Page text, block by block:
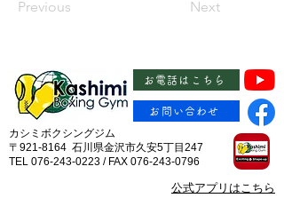
Previous Next
お電話はこちら
お問い合わせ
カシミボクシングジム
〒921-8164 石川県金沢市久安5丁目247
TEL 076-243-0223 / FAX 076-243-0796
​公式アプリはこちら